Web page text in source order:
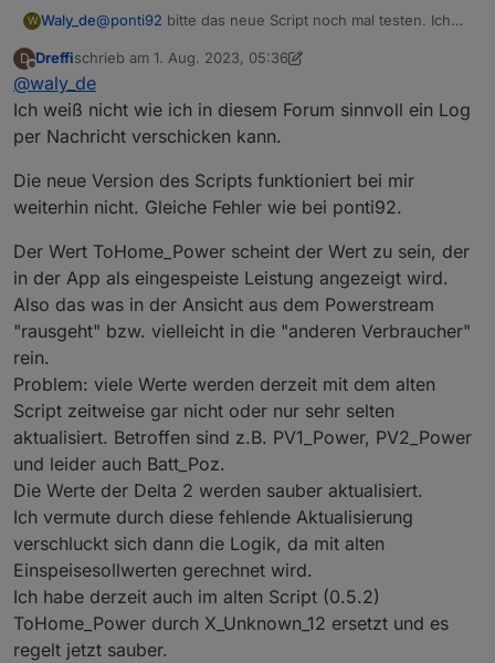
01:00:27.257	error	javascript.0 (1330) at
Bildschirm­foto 2023-08-01 um 01.05.20
W Waly_de@ponti92 bitte das neue Script noch mal testen. Ich
Wenn da Einträge mit:
kommen, bitte schicken.
D
Offline
Dreffischrieb am 1. Aug. 2023, 05:36
zuletzt editiert von Dreffi 8. Jan. 2023, 07:49
@waly_de
Ich weiß nicht wie ich in diesem Forum sinnvoll ein Log
per Nachricht verschicken kann.
Die neue Version des Scripts funktioniert bei mir
weiterhin nicht. Gleiche Fehler wie bei ponti92.
Der Wert ToHome_Power scheint der Wert zu sein, der
in der App als eingespeiste Leistung angezeigt wird.
Also das was in der Ansicht aus dem Powerstream
"rausgeht" bzw. vielleicht in die "anderen Verbraucher"
rein.
Problem: viele Werte werden derzeit mit dem alten
Script zeitweise gar nicht oder nur sehr selten
aktualisiert. Betroffen sind z.B. PV1_Power, PV2_Power
und leider auch Batt_Poz.
Die Werte der Delta 2 werden sauber aktualisiert.
Ich vermute durch diese fehlende Aktualisierung
verschluckt sich dann die Logik, da mit alten
Einspeisesollwerten gerechnet wird.
Ich habe derzeit auch im alten Script (0.5.2)
ToHome_Power durch X_Unknown_12 ersetzt und es
regelt jetzt sauber.